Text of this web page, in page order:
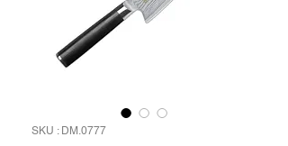
SKU : DM.0777